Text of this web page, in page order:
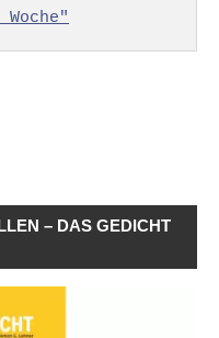
– DAS GEDICHT